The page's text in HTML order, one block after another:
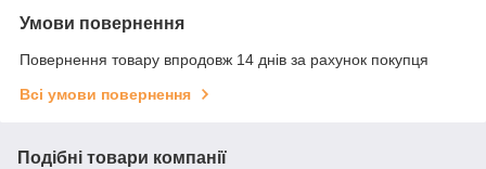
Умови повернення
Повернення товару впродовж 14 днів за рахунок покупця
Всі умови повернення
Подібні товари компанії